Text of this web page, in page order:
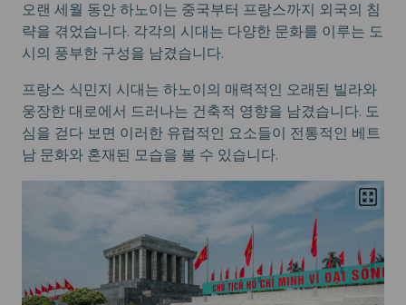
오랜 세월 동안 하노이는 중국부터 프랑스까지 외국의 침
략을 겪었습니다. 각각의 시대는 다양한 문화를 이루는 도
시의 풍부한 구성을 남겼습니다.
프랑스 식민지 시대는 하노이의 매력적인 오래된 빌라와
웅장한 대로에서 드러나는 건축적 영향을 남겼습니다. 도
심을 걷다 보면 이러한 유럽적인 요소들이 전통적인 베트
남 문화와 혼재된 모습을 볼 수 있습니다.